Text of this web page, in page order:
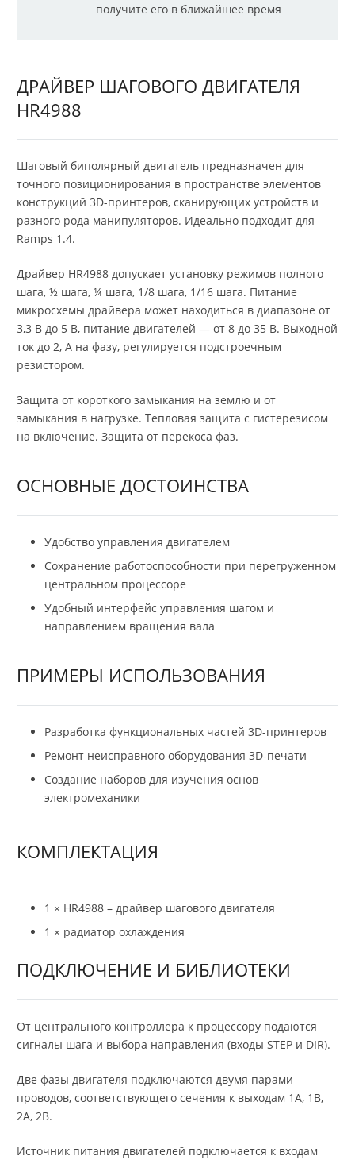
получите его в ближайшее время
ДРАЙВЕР ШАГОВОГО ДВИГАТЕЛЯ
HR4988
Шаговый биполярный двигатель предназначен для
точного позиционирования в пространстве элементов
конструкций 3D-принтеров, сканирующих устройств и
разного рода манипуляторов. Идеально подходит для
Ramps 1.4.
Драйвер HR4988 допускает установку режимов полного
шага, ½ шага, ¼ шага, 1/8 шага, 1/16 шага. Питание
микросхемы драйвера может находиться в диапазоне от
3,3 В до 5 В, питание двигателей — от 8 до 35 В. Выходной
ток до 2, А на фазу, регулируется подстроечным
резистором.
Защита от короткого замыкания на землю и от
замыкания в нагрузке. Тепловая защита с гистерезисом
на включение. Защита от перекоса фаз.
ОСНОВНЫЕ ДОСТОИНСТВА
Удобство управления двигателем
Сохранение работоспособности при перегруженном
центральном процессоре
Удобный интерфейс управления шагом и
направлением вращения вала
ПРИМЕРЫ ИСПОЛЬЗОВАНИЯ
Разработка функциональных частей 3D-принтеров
Ремонт неисправного оборудования 3D-печати
Создание наборов для изучения основ
электромеханики
КОМПЛЕКТАЦИЯ
1 × HR4988 – драйвер шагового двигателя
1 × радиатор охлаждения
ПОДКЛЮЧЕНИЕ И БИБЛИОТЕКИ
От центрального контроллера к процессору подаются
сигналы шага и выбора направления (входы STEP и DIR).
Две фазы двигателя подключаются двумя парами
проводов, соответствующего сечения к выходам 1А, 1B,
2A, 2B.
Источник питания двигателей подключается к входам